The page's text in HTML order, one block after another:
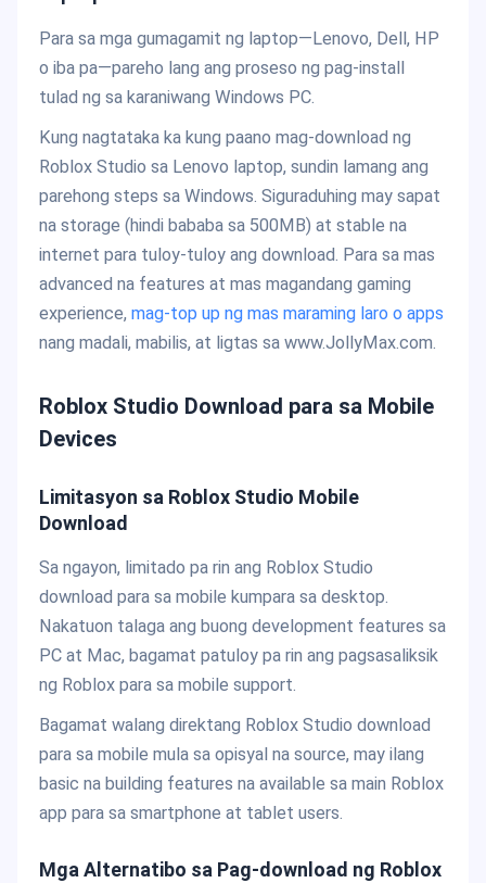
Para sa mga gumagamit ng laptop—Lenovo, Dell, HP
o iba pa—pareho lang ang proseso ng pag-install
tulad ng sa karaniwang Windows PC.
Kung nagtataka ka kung paano mag-download ng
Roblox Studio sa Lenovo laptop, sundin lamang ang
parehong steps sa Windows. Siguraduhing may sapat
na storage (hindi bababa sa 500MB) at stable na
internet para tuloy-tuloy ang download. Para sa mas
advanced na features at mas magandang gaming
experience, mag-top up ng mas maraming laro o apps
nang madali, mabilis, at ligtas sa www.JollyMax.com.
Roblox Studio Download para sa Mobile
Devices
Limitasyon sa Roblox Studio Mobile
Download
Sa ngayon, limitado pa rin ang Roblox Studio
download para sa mobile kumpara sa desktop.
Nakatuon talaga ang buong development features sa
PC at Mac, bagamat patuloy pa rin ang pagsasaliksik
ng Roblox para sa mobile support.
Bagamat walang direktang Roblox Studio download
para sa mobile mula sa opisyal na source, may ilang
basic na building features na available sa main Roblox
app para sa smartphone at tablet users.
Mga Alternatibo sa Pag-download ng Roblox